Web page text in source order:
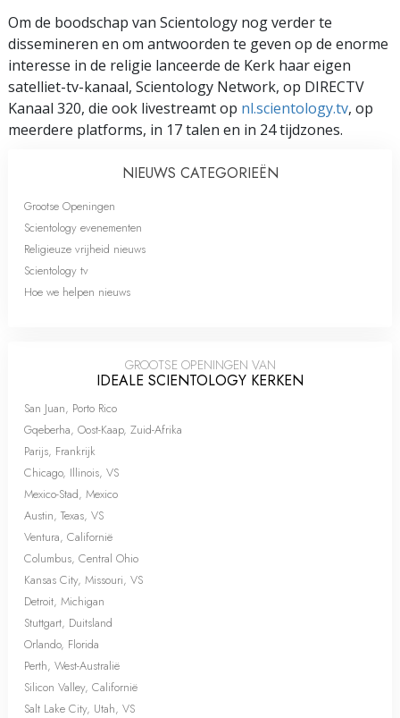
Om de boodschap van Scientology nog verder te
dissemineren en om antwoorden te geven op de enorme
interesse in de religie lanceerde de Kerk haar eigen
satelliet-tv-kanaal, Scientology Network, op DIRECTV
Kanaal 320, die ook livestreamt op nl.scientology.tv, op
meerdere platforms, in 17 talen en in 24 tijdzones.
NIEUWS CATEGORIEËN
Grootse Openingen
Scientology evenementen
Religieuze vrijheid nieuws
Scientology tv
Hoe we helpen nieuws
GROOTSE OPENINGEN VAN
IDEALE SCIENTOLOGY KERKEN
San Juan, Porto Rico
Gqeberha, Oost-Kaap, Zuid-Afrika
Parijs, Frankrijk
Chicago, Illinois, VS
Mexico-Stad, Mexico
Austin, Texas, VS
Ventura, Californië
Columbus, Central Ohio
Kansas City, Missouri, VS
Detroit, Michigan
Stuttgart, Duitsland
Orlando, Florida
Perth, West-Australië
Silicon Valley, Californië
Salt Lake City, Utah, VS